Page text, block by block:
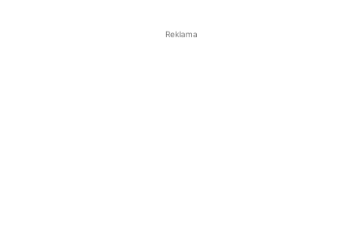
Reklama